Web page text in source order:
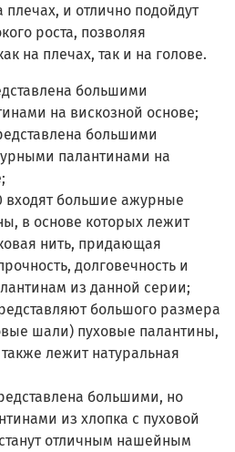
плечах, и отлично подойдут
роста, позволяя
на плечах, так и на голове.
большими
на вискозной основе;
большими
палантинами на
большие ажурные
в основе которых лежит
нить, придающая
долговечность и
из данной серии;
большого размера
шали) пуховые палантины,
лежит натуральная
большими, но
из хлопка с пуховой
отличным нашейным